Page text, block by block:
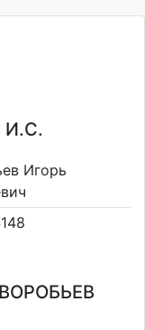
И.С.
Игорь